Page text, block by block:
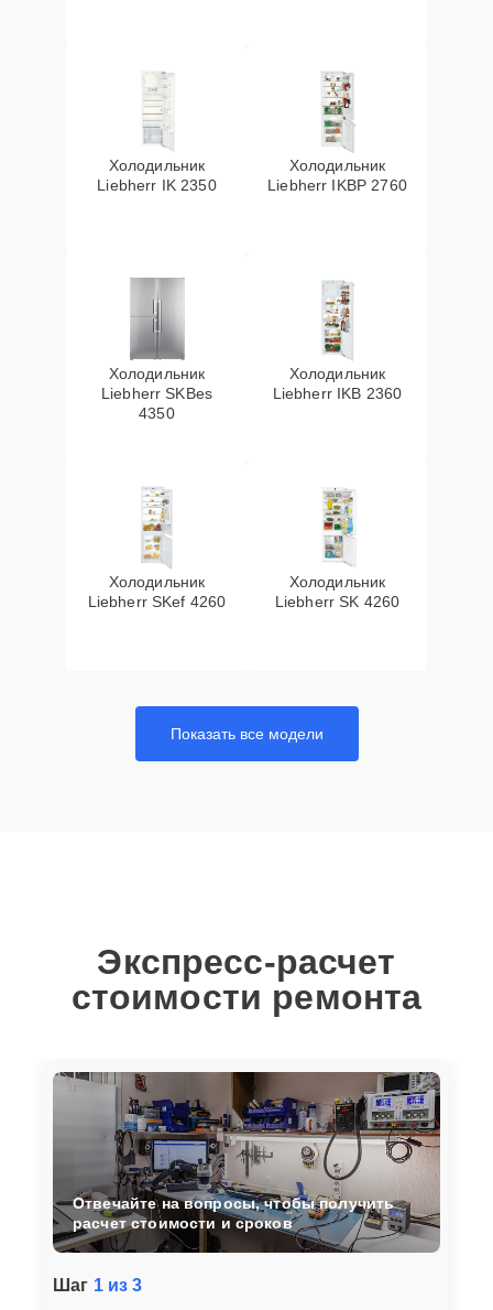
Холодильник
Liebherr IK 2350
Холодильник
Liebherr IKBP 2760
Холодильник
Liebherr SKBes
4350
Холодильник
Liebherr IKB 2360
Холодильник
Liebherr SKef 4260
Холодильник
Liebherr SK 4260
Показать все модели
Экспресс-расчет
стоимости ремонта
Шаг 1 из 3
Отвечайте на вопросы, чтобы получить
расчет стоимости и сроков